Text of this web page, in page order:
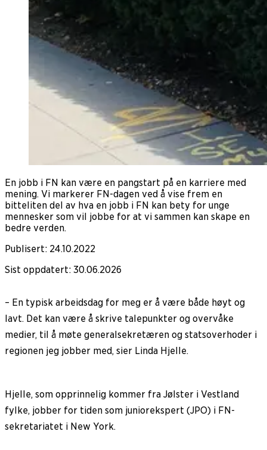
En jobb i FN kan være en pangstart på en karriere med
mening. Vi markerer FN-dagen ved å vise frem en
bitteliten del av hva en jobb i FN kan bety for unge
mennesker som vil jobbe for at vi sammen kan skape en
bedre verden.
Publisert: 24.10.2022
Sist oppdatert: 30.06.2026
– En typisk arbeidsdag for meg er å være både høyt og
lavt. Det kan være å skrive talepunkter og overvåke
medier, til å møte generalsekretæren og statsoverhoder i
regionen jeg jobber med, sier Linda Hjelle.
Hjelle, som opprinnelig kommer fra Jølster i Vestland
fylke, jobber for tiden som juniorekspert (JPO) i FN-
sekretariatet i New York.